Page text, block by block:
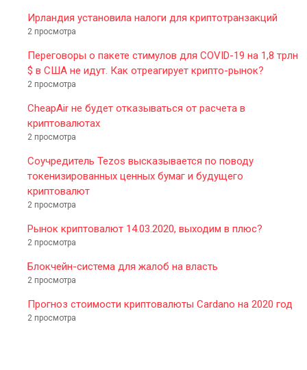
Ирландия установила налоги для криптотранзакций
2 просмотра
Переговоры о пакете стимулов для COVID-19 на 1,8 трлн
$ в США не идут. Как отреагирует крипто-рынок?
2 просмотра
CheapAir не будет отказываться от расчета в
криптовалютах
2 просмотра
Соучредитель Tezos высказывается по поводу
токенизированных ценных бумаг и будущего
криптовалют
2 просмотра
Рынок криптовалют 14.03.2020, выходим в плюс?
2 просмотра
Блокчейн-система для жалоб на власть
2 просмотра
Прогноз стоимости криптовалюты Cardano на 2020 год
2 просмотра